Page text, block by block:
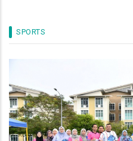
SPORTS